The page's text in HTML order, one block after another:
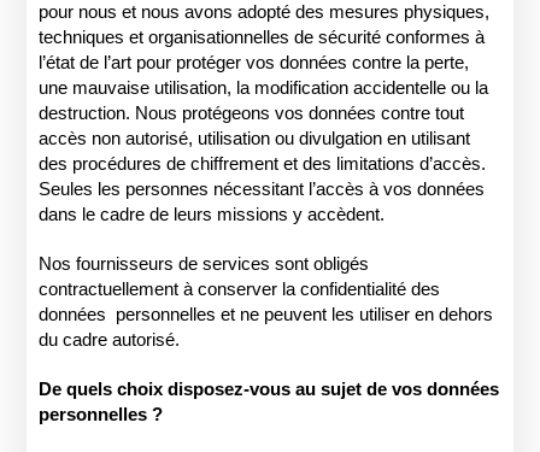
pour nous et nous avons adopté des mesures physiques,
techniques et organisationnelles de sécurité conformes à
l’état de l’art pour protéger vos données contre la perte,
une mauvaise utilisation, la modification accidentelle ou la
destruction. Nous protégeons vos données contre tout
accès non autorisé, utilisation ou divulgation en utilisant
des procédures de chiffrement et des limitations d’accès.
Seules les personnes nécessitant l’accès à vos données
dans le cadre de leurs missions y accèdent.
Nos fournisseurs de services sont obligés
contractuellement à conserver la confidentialité des
données
personnelles et ne peuvent les utiliser en dehors
du cadre autorisé.
De quels choix disposez-vous au sujet de vos données
personnelles ?